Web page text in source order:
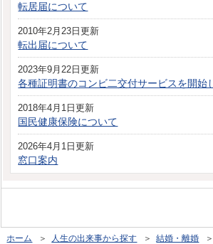
転居届について
2010年2月23日更新
転出届について
2023年9月22日更新
各種証明書のコンビ二交付サービスを開始
2018年4月1日更新
国民健康保険について
2026年4月1日更新
窓口案内
ホーム ＞ 人生の出来事から探す ＞結婚・離婚